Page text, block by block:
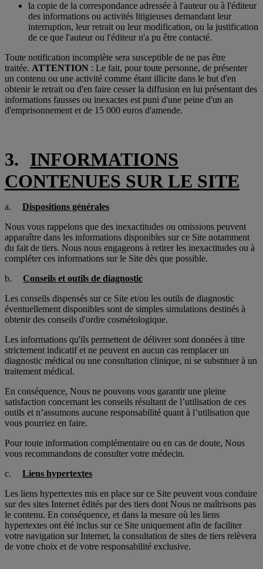
la copie de la correspondance adressée à l'auteur ou à l'éditeur
des informations ou activités litigieuses demandant leur
interruption, leur retrait ou leur modification, ou la justification
de ce que l'auteur ou l'éditeur n'a pu être contacté.
Toute notification incomplète sera susceptible de ne pas être
traitée. ATTENTION : Le fait, pour toute personne, de présenter
un contenu ou une activité comme étant illicite dans le but d'en
obtenir le retrait ou d'en faire cesser la diffusion en lui présentant des
informations fausses ou inexactes est puni d'une peine d'un an
d'emprisonnement et de 15 000 euros d'amende.
3. INFORMATIONS
CONTENUES SUR LE SITE
a.
Dispositions générales
Nous vous rappelons que des inexactitudes ou omissions peuvent
apparaître dans les informations disponibles sur ce Site notamment
du fait de tiers. Nous nous engageons à retirer les inexactitudes ou à
compléter ces informations sur le Site dès que possible.
b.
Conseils et outils de diagnostic
Les conseils dispensés sur ce Site et/ou les outils de diagnostic
éventuellement disponibles sont de simples simulations destinés à
obtenir des conseils d'ordre cosmétologique.
Les informations qu'ils permettent de délivrer sont données à titre
strictement indicatif et ne peuvent en aucun cas remplacer un
diagnostic médical ou une consultation clinique, ni se substituer à un
traitement médical.
En conséquence, Nous ne pouvons vous garantir une pleine
satisfaction concernant les conseils résultant de l’utilisation de ces
outils et n’assumons aucune responsabilité quant à l’utilisation que
vous pourriez en faire.
Pour toute information complémentaire ou en cas de doute, Nous
vous recommandons de consulter votre médecin.
c.
Liens hypertextes
Les liens hypertextes mis en place sur ce Site peuvent vous conduire
sur des sites Internet édités par des tiers dont Nous ne maîtrisons pas
le contenu. En conséquence, et dans la mesure où les liens
hypertextes ont été inclus sur ce Site uniquement afin de faciliter
votre navigation sur Internet, la consultation de sites de tiers relèvera
de votre choix et de votre responsabilité exclusive.